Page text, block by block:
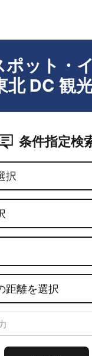
ポット・
北 DC 観光
条件指定検
択
距離を選択